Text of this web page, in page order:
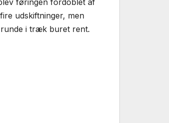
udskiftninger, men
i træk buret rent.